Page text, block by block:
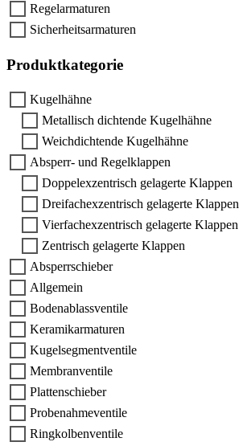
Regelarmaturen
Sicherheitsarmaturen
Produktkategorie
Kugelhähne
Metallisch dichtende Kugelhähne
Weichdichtende Kugelhähne
Absperr- und Regelklappen
Doppelexzentrisch gelagerte Klappen
Dreifachexzentrisch gelagerte Klappen
Vierfachexzentrisch gelagerte Klappen
Zentrisch gelagerte Klappen
Absperrschieber
Allgemein
Bodenablassventile
Keramikarmaturen
Kugelsegmentventile
Membranventile
Plattenschieber
Probenahmeventile
Ringkolbenventile